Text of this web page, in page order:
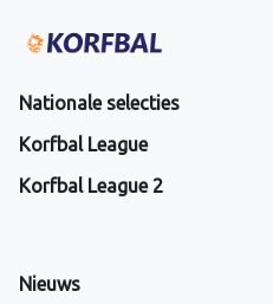
Nationale selecties
Korfbal League
Korfbal League 2
Nieuws